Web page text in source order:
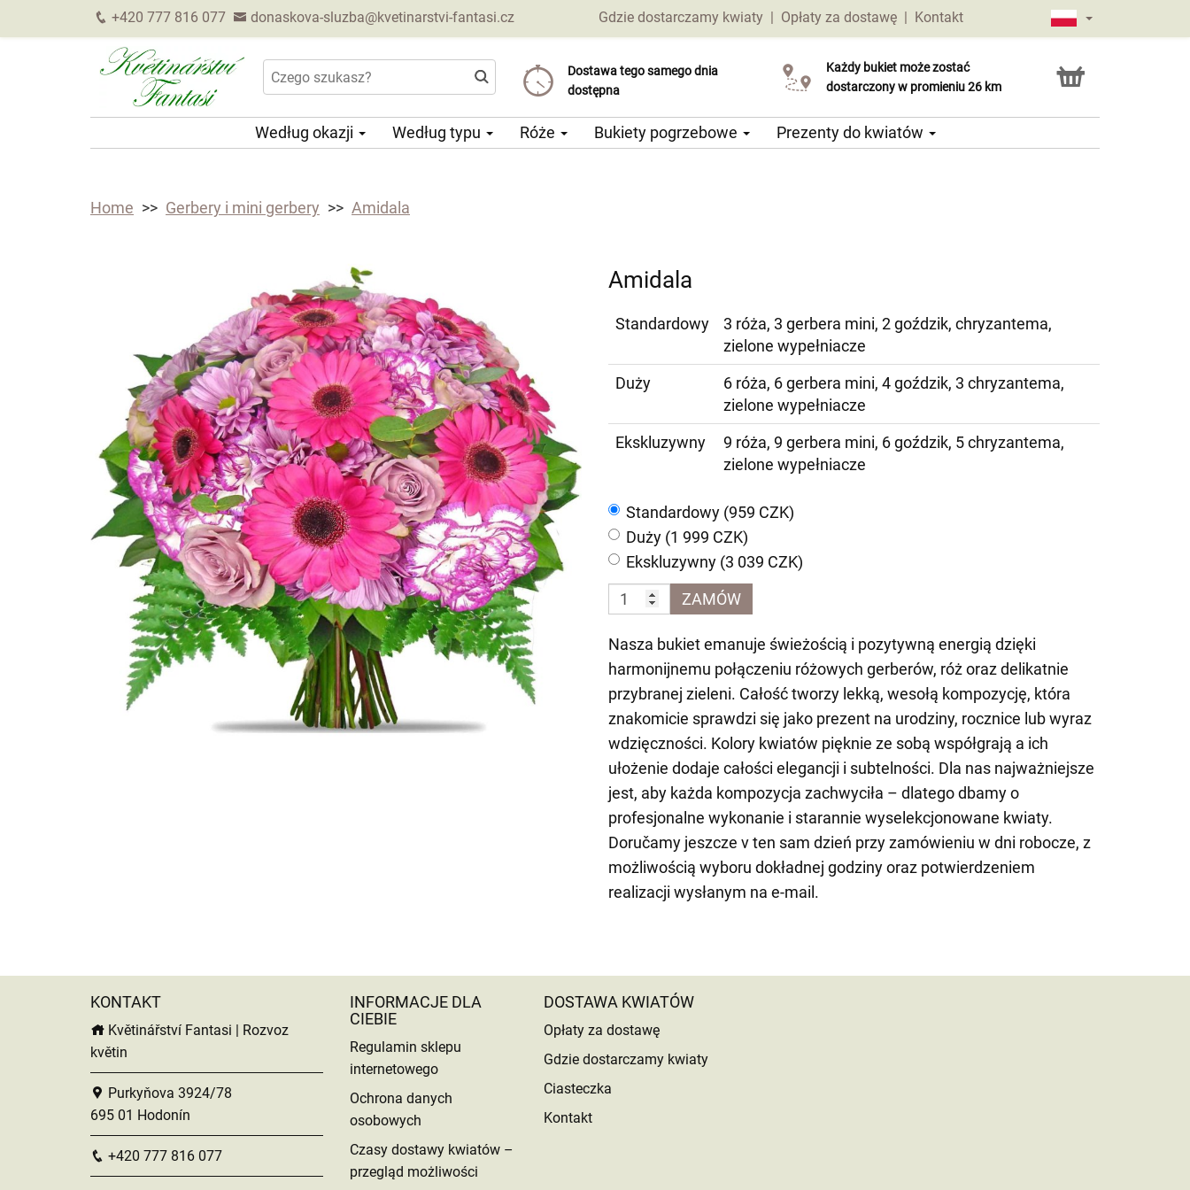
+420 777 816 077 donaskova-sluzba@kvetinarstvi-fantasi.cz Gdzie dostarczamy kwiaty | Opłaty za dostawę | Kontakt
Dostawa tego samego dnia
dostępna
Koszt dostawy już od 69 CZK
Wybierz datę dostawy
Każdy bukiet może zostać
dostarczony w promieniu 26 km
Usługa Click & Collect
Według okazji Według typu Róże Bukiety pogrzebowe Prezenty do kwiatów
Home Gerbery i mini gerbery Amidala
Amidala
Standardowy
3 róża, 3 gerbera mini, 2 goździk, chryzantema,
zielone wypełniacze
Duży
6 róża, 6 gerbera mini, 4 goździk, 3 chryzantema,
zielone wypełniacze
Ekskluzywny
9 róża, 9 gerbera mini, 6 goździk, 5 chryzantema,
zielone wypełniacze
Standardowy (959 CZK)
Duży (1 999 CZK)
Ekskluzywny (3 039 CZK)
ZAMÓW
Nasza bukiet emanuje świeżością i pozytywną energią dzięki
harmonijnemu połączeniu różowych gerberów, róż oraz delikatnie
przybranej zieleni. Całość tworzy lekką, wesołą kompozycję, która
znakomicie sprawdzi się jako prezent na urodziny, rocznice lub wyraz
wdzięczności. Kolory kwiatów pięknie ze sobą współgrają a ich
ułożenie dodaje całości elegancji i subtelności. Dla nas najważniejsze
jest, aby każda kompozycja zachwyciła – dlatego dbamy o
profesjonalne wykonanie i starannie wyselekcjonowane kwiaty.
Doručamy jeszcze v ten sam dzień przy zamówieniu w dni robocze, z
możliwością wyboru dokładnej godziny oraz potwierdzeniem
realizacji wysłanym na e-mail.
KONTAKT
Květinářství Fantasi | Rozvoz
květin
Purkyňova 3924/78
695 01 Hodonín
+420 777 816 077
INFORMACJE DLA
CIEBIE
Regulamin sklepu
internetowego
Ochrona danych
osobowych
Czasy dostawy kwiatów –
przegląd możliwości
DOSTAWA KWIATÓW
Opłaty za dostawę
Gdzie dostarczamy kwiaty
Ciasteczka
Kontakt